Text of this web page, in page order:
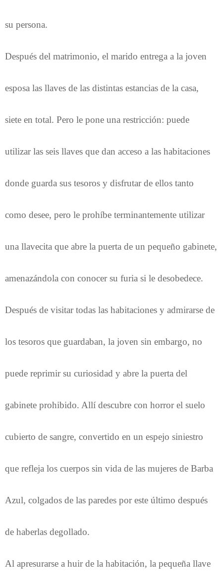
su persona.
Después del matrimonio, el marido entrega a la joven
esposa las llaves de las distintas estancias de la casa,
siete en total. Pero le pone una restricción: puede
utilizar las seis llaves que dan acceso a las habitaciones
donde guarda sus tesoros y disfrutar de ellos tanto
como desee, pero le prohíbe terminantemente utilizar
una llavecita que abre la puerta de un pequeño gabinete,
amenazándola con conocer su furia si le desobedece.
Después de visitar todas las habitaciones y admirarse de
los tesoros que guardaban, la joven sin embargo, no
puede reprimir su curiosidad y abre la puerta del
gabinete prohibido. Allí descubre con horror el suelo
cubierto de sangre, convertido en un espejo siniestro
que refleja los cuerpos sin vida de las mujeres de Barba
Azul, colgados de las paredes por este último después
de haberlas degollado.
Al apresurarse a huir de la habitación, la pequeña llave